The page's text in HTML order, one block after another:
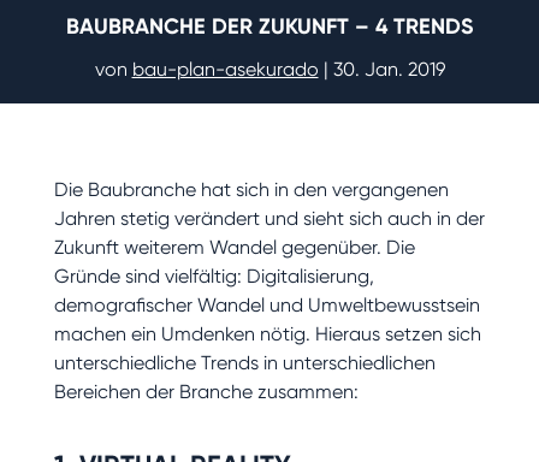
BAUBRANCHE DER ZUKUNFT – 4 TRENDS
von bau-plan-asekurado | 30. Jan. 2019
Die Baubranche hat sich in den vergangenen
Jahren stetig verändert und sieht sich auch in der
Zukunft weiterem Wandel gegenüber. Die
Gründe sind vielfältig: Digitalisierung,
demografischer Wandel und Umweltbewusstsein
machen ein Umdenken nötig. Hieraus setzen sich
unterschiedliche Trends in unterschiedlichen
Bereichen der Branche zusammen: